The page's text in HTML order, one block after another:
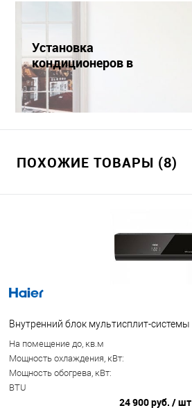
Установка
кондиционеров в
Краснодаре
ПОХОЖИЕ ТОВАРЫ (8)
Внутренний блок мультисплит-системы
На помещение до, кв.м
Мощность охлаждения, кВт:
Мощность обогрева, кВт:
BTU
24 900 руб. / шт